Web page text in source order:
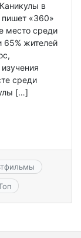
в
«360»
место среди
65% жителей
среди
[…]